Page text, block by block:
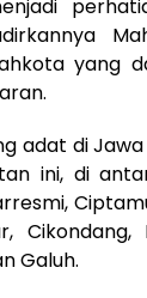
yang
adat di
ini, di
Cikondang,
Galuh.